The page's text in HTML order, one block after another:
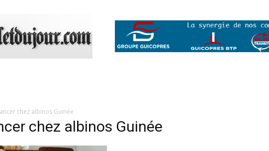
chez albinos Guinée
chez albinos Guinée